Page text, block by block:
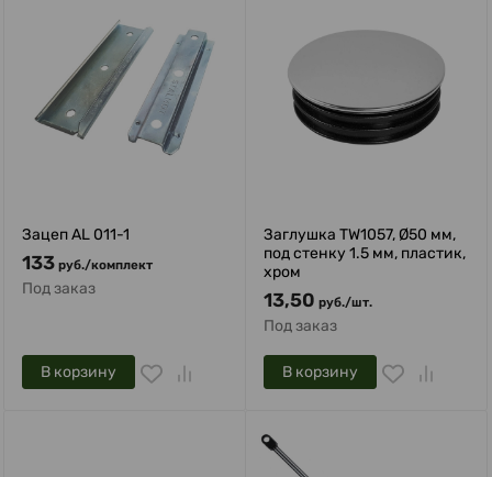
Зацеп AL 011-1
133 руб./комплект
Под заказ
В корзину
Заглушка TW1057, Ø50 мм,
под стенку 1.5 мм, пластик,
хром
13,50 руб./шт.
Под заказ
В корзину